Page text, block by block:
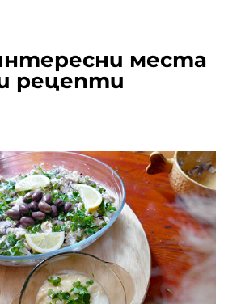
места
рецепти